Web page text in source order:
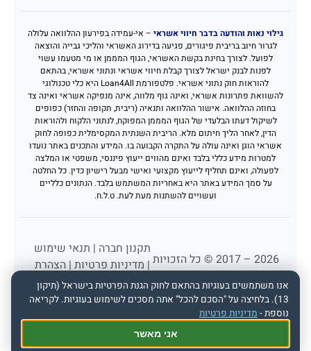
גילוי נאות והודעה בדבר חיווי אשראי – אי-עמידה בפירעון ההלוואה עלולה
לגרור חיוב בריבית פיגורים, פגיעה בדירוג האשראי והליכי גבייה והוצאה
לפועל. לצורך בחינת בקשת האשראי, הגוף המממן או מי מטעמו עשוי
לפנות לבנק ישראל לצורך קבלת חיווי אשראי ונתוני אשראי, בהתאם
להוראות חוק נתוני אשראי. פלטפורמת Loan4All היא כלי טכנולוגי
להשוואת פתרונות אשראי, ואינה גוף מלווה, אינה מנפיקה אשראי ואינה צד
בחוזה ההלוואה. אישור ההלוואה ותנאיה (ריבית, תקופה והחזר) כפופים
לשיקול דעתו הבלעדי של הגוף המממן המפוקח, לנתוני הלקוח ולהוראות
הדין, לאחר הליך חיתום מלא. הריבית השנתית המקסימלית כפופה לחוק
אשראי הוגן ואינה עולה על התקרה הקבועה בו. המידע והתכנים באתר נועדו
למטרות מידע כללי בלבד ואינם מהווים ייעוץ פיננסי, משפטי או המלצה
לפעולה, ואינם תחליף לייעוץ מקצועי ואישי מבעל רישיון כדין. כל החלטה
על סמך המידע באתר היא באחריות המשתמש בלבד. הנתונים כלליים
ועשויים להשתנות מעת לעת. ט.ל.ח.
2026 – 2017 © כל הזכויות
שמורות לפורטל הלוואות
loan4all
תקנון חברה | תנאי שימוש
|מדיניות פרטיות|הצהרת
נגישות
אנו משתמשים בעוגיות בהתאם לחוק הגנת הפרטיות בישראל (תיקון
13). בלחיצה על "הסכם להכל" אתה מסכים לשימוש בעוגיות. לקריאה
נוספת -מדיניות פרטיות
אני מאשר